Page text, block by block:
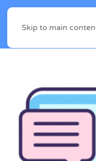
Skip to main